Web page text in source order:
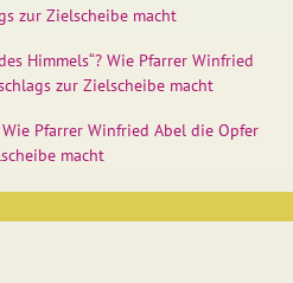
zur Zielscheibe macht
Himmels“? Wie Pfarrer Winfried
zur Zielscheibe macht
Wie Pfarrer Winfried Abel die Opfer
macht